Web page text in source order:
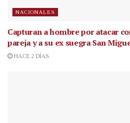
NACIONALES
Capturan a hombre por atacar
pareja y a su ex suegra San
HACE 2 DÍAS